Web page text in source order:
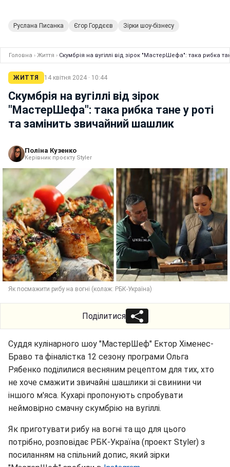
Руслана Писанка Єгор Гордєєв Зірки шоу-бізнесу
Головна › Життя › Скумбрія на вугіллі від зірок "МастерШефа": така рибка
ЖИТТЯ 14 квітня 2024 · 10:44
Скумбрія на вугіллі від зірок
"МастерШефа": така рибка тане у роті
та замінить звичайний шашлик
Поліна Кузенко
Керівник проєкту Styler
Як посмажити рибу на вогні (колаж: РБК-Україна)
Поділитися
Суддя кулінарного шоу "МастерШеф" Ектор Хіменес-
Браво та фіналістка 12 сезону програми Ольга
Рябенко поділилися весняним рецептом для тих, хто
не хоче смажити звичайні шашлики зі свинини чи
іншого м'яса. Кухарі пропонують спробувати
неймовірно смачну скумбрію на вугіллі.
Як приготувати рибу на вогні та що для цього
потрібно, розповідає РБК-Україна (проект Styler) з
посиланням на спільний допис, який зірки